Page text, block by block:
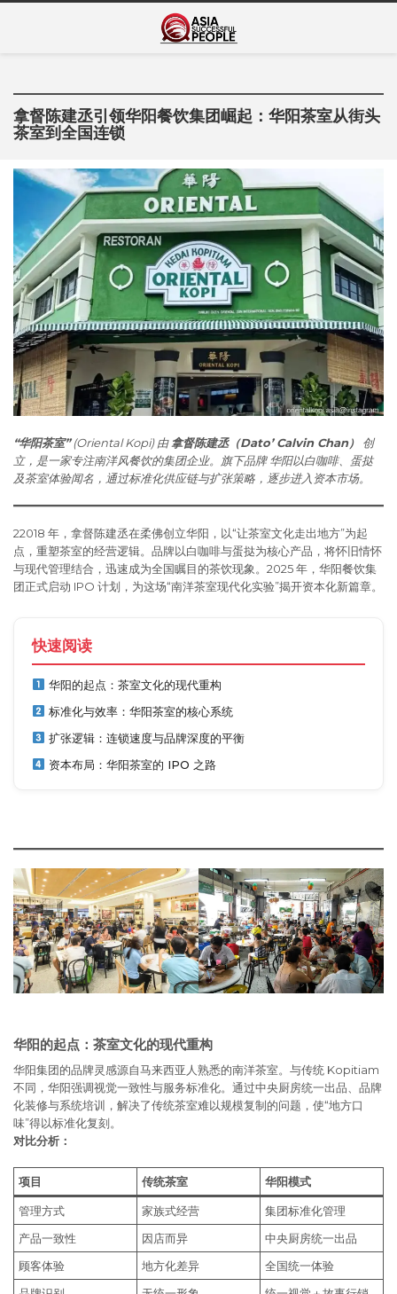
Asia Successful
People
拿督陈建丞引领华阳餐饮集团崛起：华阳茶室从街头
茶室到全国连锁
“华阳茶室”(Oriental Kopi) 由拿督陈建丞（Dato’ Calvin Chan）
创
立，是一家专注南洋风餐饮的集团企业。旗下品牌 华阳以白咖啡、蛋挞
及茶室体验闻名，通过标准化供应链与扩张策略，逐步进入资本市场。
22018 年，拿督陈建丞在柔佛创立华阳，以“让茶室文化走出地方”为起
点，重塑茶室的经营逻辑。品牌以白咖啡与蛋挞为核心产品，将怀旧情怀
与现代管理结合，迅速成为全国瞩目的茶饮现象。2025 年，华阳餐饮集
团正式启动 IPO 计划，为这场“南洋茶室现代化实验”揭开资本化新篇章。
快速阅读
华阳的起点：茶室文化的现代重构
标准化与效率：华阳茶室的核心系统
扩张逻辑：连锁速度与品牌深度的平衡
资本布局：华阳茶室的 IPO 之路
华阳的起点：茶室文化的现代重构
华阳集团的品牌灵感源自马来西亚人熟悉的南洋茶室。与传统 Kopitiam
不同，华阳强调视觉一致性与服务标准化。通过中央厨房统一出品、品牌
化装修与系统培训，解决了传统茶室难以规模复制的问题，使“地方口
味”得以标准化复刻。
对比分析：
项目 传统茶室 华阳模式
管理方式 家族式经营
集团标准化管理
产品一致性
因店而异
中央厨房统一出品
顾客体验
地方化差异
全国统一体验